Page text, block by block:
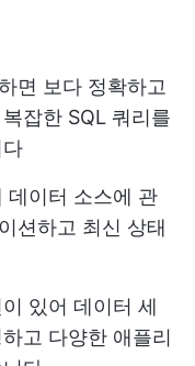
면 보다 정확하고
잡한 SQL 쿼리를
데이터 소스에 관
션하고 최신 상태
있어 데이터 세
고 다양한 애플리